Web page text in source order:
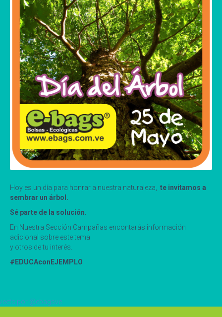
Hoy es un día para honrar a nuestra naturaleza, te invitamos a
sembrar un árbol.
Sé parte de la solución.
En Nuestra Sección Campañas encontarás información
adicional sobre este tema
y otros de tu interés.
#EDUCAconEJEMPLO
por @ebagsve